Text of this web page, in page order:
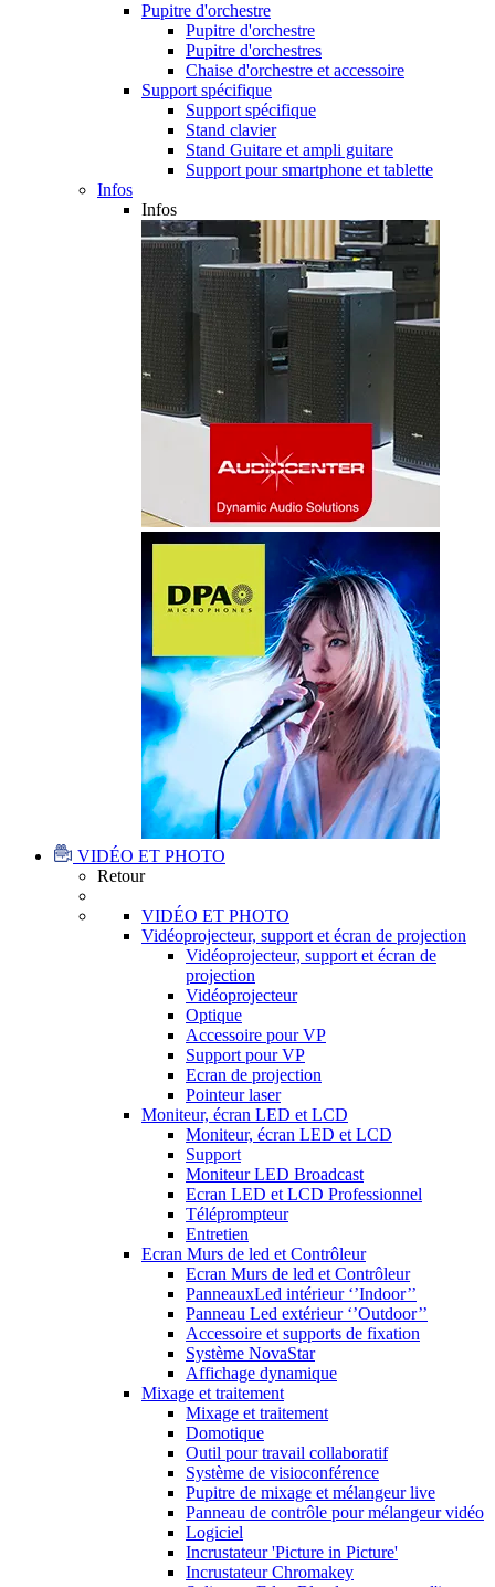
Pupitre d'orchestre
Pupitre d'orchestre
Pupitre d'orchestres
Chaise d'orchestre et accessoire
Support spécifique
Support spécifique
Stand clavier
Stand Guitare et ampli guitare
Support pour smartphone et tablette
Infos
Infos
VIDÉO ET PHOTO
Retour
VIDÉO ET PHOTO
Vidéoprojecteur, support et écran de projection
Vidéoprojecteur, support et écran de
projection
Vidéoprojecteur
Optique
Accessoire pour VP
Support pour VP
Ecran de projection
Pointeur laser
Moniteur, écran LED et LCD
Moniteur, écran LED et LCD
Support
Moniteur LED Broadcast
Ecran LED et LCD Professionnel
Téléprompteur
Entretien
Ecran Murs de led et Contrôleur
Ecran Murs de led et Contrôleur
PanneauxLed intérieur ‘’Indoor’’
Panneau Led extérieur ‘’Outdoor’’
Accessoire et supports de fixation
Système NovaStar
Affichage dynamique
Mixage et traitement
Mixage et traitement
Domotique
Outil pour travail collaboratif
Système de visioconférence
Pupitre de mixage et mélangeur live
Panneau de contrôle pour mélangeur vidéo
Logiciel
Incrustateur 'Picture in Picture'
Incrustateur Chromakey